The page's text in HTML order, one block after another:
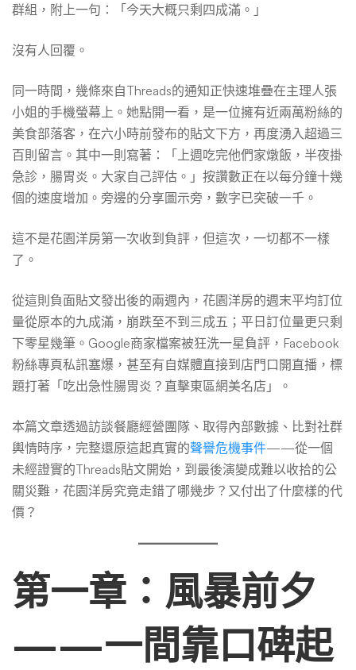
降
的
真
實
聲
譽
危
機
還
原
群組，附上一句：「今天大概只剩四成滿。」
沒有人回覆。
同一時間，幾條來自Threads的通知正快速堆疊在主理人張
小姐的手機螢幕上。她點開一看，是一位擁有近兩萬粉絲的
美食部落客，在六小時前發布的貼文下方，再度湧入超過三
百則留言。其中一則寫著：「上週吃完他們家燉飯，半夜掛
急診，腸胃炎。大家自己評估。」按讚數正在以每分鐘十幾
個的速度增加。旁邊的分享圖示旁，數字已突破一千。
這不是花園洋房第一次收到負評，但這次，一切都不一樣
了。
從這則負面貼文發出後的兩週內，花園洋房的週末平均訂位
量從原本的九成滿，崩跌至不到三成五；平日訂位量更只剩
下零星幾筆。Google商家檔案被狂洗一星負評，Facebook
粉絲專頁私訊塞爆，甚至有自媒體直接到店門口開直播，標
題打著「吃出急性腸胃炎？直擊東區網美名店」。
本篇文章透過訪談餐廳經營團隊、取得內部數據、比對社群
輿情時序，完整還原這起真實的聲譽危機事件——從一個
未經證實的Threads貼文開始，到最後演變成難以收拾的公
關災難，花園洋房究竟走錯了哪幾步？又付出了什麼樣的代
價？
第一章：風暴前夕
——一間靠口碑起